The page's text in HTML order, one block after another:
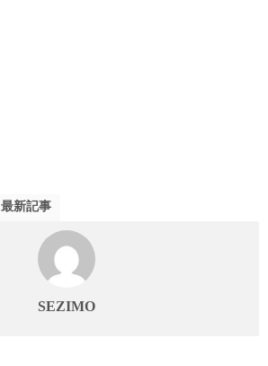
最新記事
SEZIMO